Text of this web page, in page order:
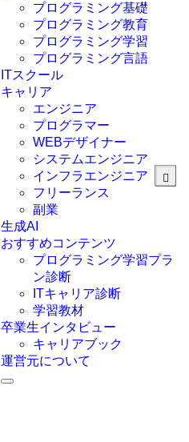
プログラミング基礎
プログラミング教育
プログラミング学習
プログラミング言語
C言語
C#
VBA
Go言語
Kotlin
Java
JavaScript
Swift
Ruby
ITスクール
キャリア
エンジニア
プログラマー
WEBデザイナー
システムエンジニア
インフラエンジニア
フリーランス
副業
生成AI
おすすめコンテンツ
プログラミング学習プラ
ン診断
ITキャリア診断
学習教材
卒業生インタビュー
キャリアブック
運営元について